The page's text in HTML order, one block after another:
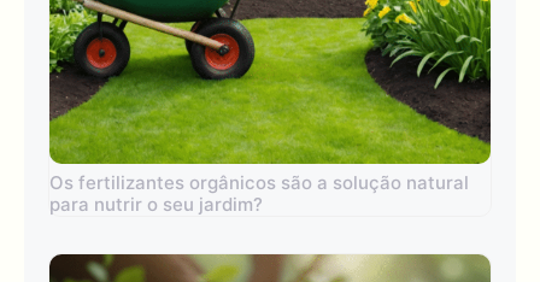
Os fertilizantes orgânicos são a solução natural
para nutrir o seu jardim?